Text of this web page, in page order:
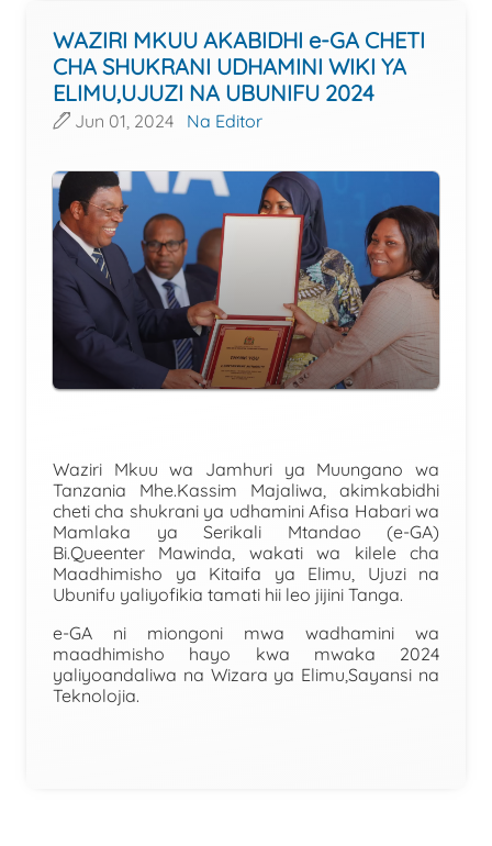
WAZIRI MKUU AKABIDHI e-GA CHETI
CHA SHUKRANI UDHAMINI WIKI YA
ELIMU,UJUZI NA UBUNIFU 2024
Jun 01, 2024 Na Editor
Waziri Mkuu wa Jamhuri ya Muungano wa
Tanzania Mhe.Kassim Majaliwa, akimkabidhi
cheti cha shukrani ya udhamini Afisa Habari wa
Mamlaka ya Serikali Mtandao (e-GA)
Bi.Queenter Mawinda, wakati wa kilele cha
Maadhimisho ya Kitaifa ya Elimu, Ujuzi na
Ubunifu yaliyofikia tamati hii leo jijini Tanga.
e-GA ni miongoni mwa wadhamini wa
maadhimisho hayo kwa mwaka 2024
yaliyoandaliwa na Wizara ya Elimu,Sayansi na
Teknolojia.